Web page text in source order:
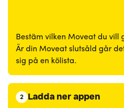
Bestäm vilken Moveat du vill
Är din Moveat slutsåld går
sig på en kölista.
2 Ladda ner appen